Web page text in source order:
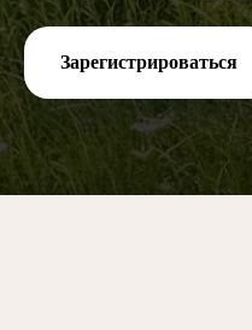
Зарегистрироваться